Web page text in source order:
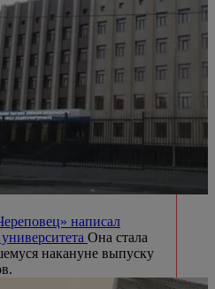
написал
Она стала
накануне выпуску